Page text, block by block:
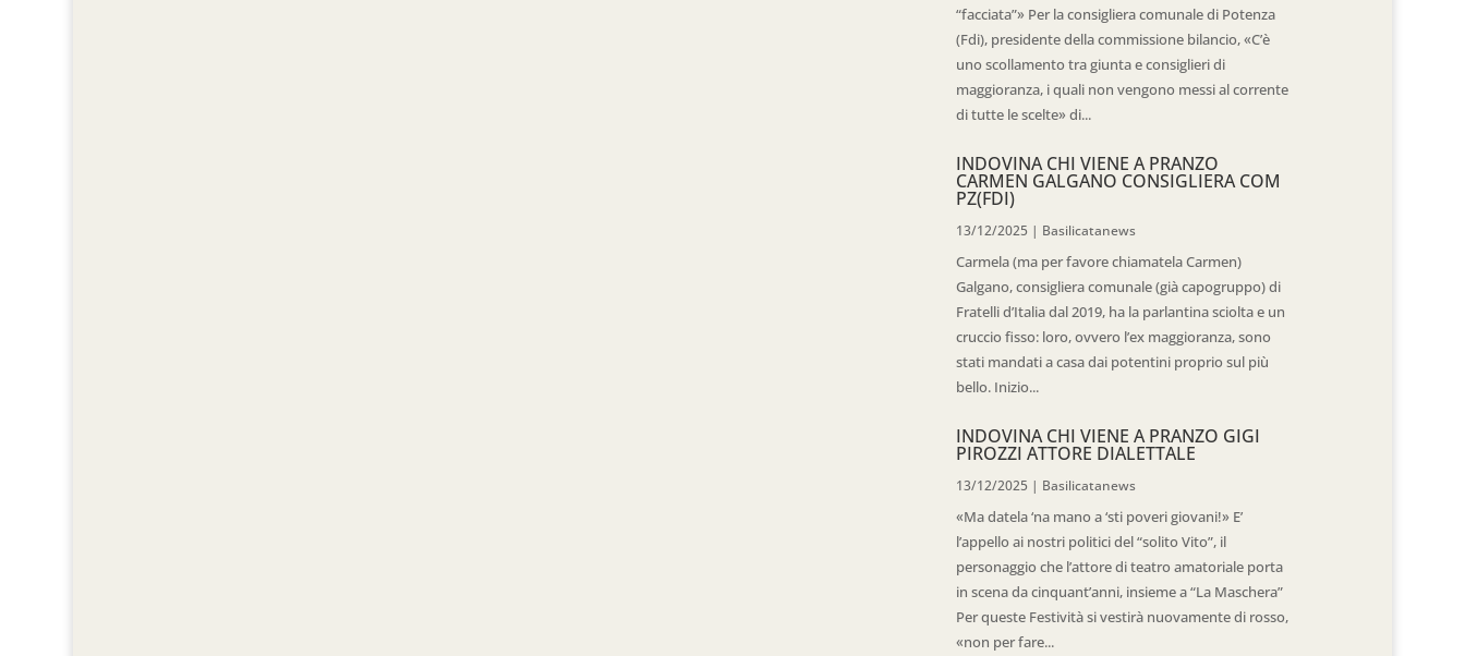
“facciata”» Per la consigliera comunale di Potenza
(Fdi), presidente della commissione bilancio, «C’è
uno scollamento tra giunta e consiglieri di
maggioranza, i quali non vengono messi al corrente
di tutte le scelte» di...
INDOVINA CHI VIENE A PRANZO
CARMEN GALGANO CONSIGLIERA COM
PZ(FDI)
13/12/2025 | Basilicatanews
Carmela (ma per favore chiamatela Carmen)
Galgano, consigliera comunale (già capogruppo) di
Fratelli d’Italia dal 2019, ha la parlantina sciolta e un
cruccio fisso: loro, ovvero l’ex maggioranza, sono
stati mandati a casa dai potentini proprio sul più
bello. Inizio...
INDOVINA CHI VIENE A PRANZO GIGI
PIROZZI ATTORE DIALETTALE
13/12/2025 | Basilicatanews
«Ma datela ‘na mano a ‘sti poveri giovani!» E’
l’appello ai nostri politici del “solito Vito”, il
personaggio che l’attore di teatro amatoriale porta
in scena da cinquant’anni, insieme a “La Maschera”
Per queste Festività si vestirà nuovamente di rosso,
«non per fare...